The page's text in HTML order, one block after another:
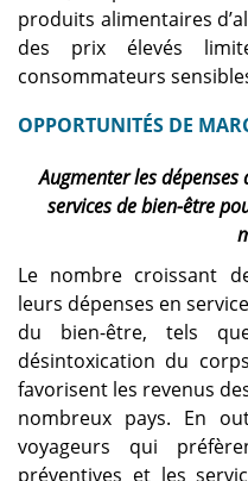
produits alimentaires
des prix élevés
consommateurs
OPPORTUNITÉS DE
Augmenter les
services de bien-être
Le nombre croissant
leurs dépenses en
du bien-être, tels
désintoxication du
favorisent les revenus
nombreux pays. En
voyageurs qui
préventives et les